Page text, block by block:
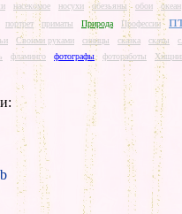
насекомое носухи обезьяны обои океан
портрет приматы Природа Профессии
Своими руками синицы сказка скаты
фламинго фотографы фотоработы